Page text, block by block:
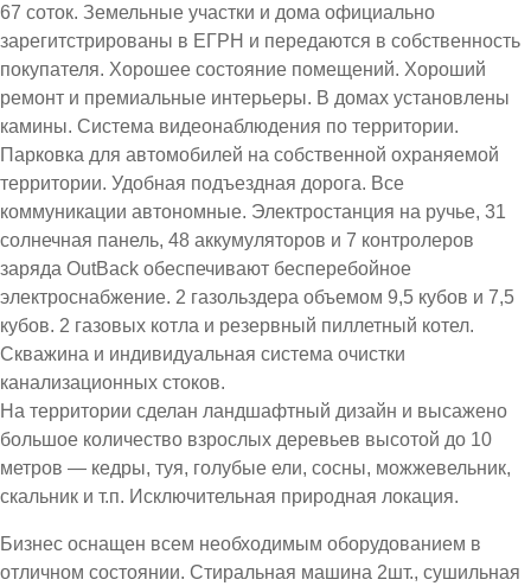
67 соток. Земельные участки и дома официально
зарегитстрированы в ЕГРН и передаются в собственность
покупателя. Хорошее состояние помещений. Хороший
ремонт и премиальные интерьеры. В домах установлены
камины. Система видеонаблюдения по территории.
Парковка для автомобилей на собственной охраняемой
территории. Удобная подъездная дорога. Все
коммуникации автономные. Электростанция на ручье, 31
солнечная панель, 48 аккумуляторов и 7 контролеров
заряда OutBack обеспечивают бесперебойное
электроснабжение. 2 газольздера объемом 9,5 кубов и 7,5
кубов. 2 газовых котла и резервный пиллетный котел.
Скважина и индивидуальная система очистки
канализационных стоков.
На территории сделан ландшафтный дизайн и высажено
большое количество взрослых деревьев высотой до 10
метров — кедры, туя, голубые ели, сосны, можжевельник,
скальник и т.п. Исключительная природная локация.
Бизнес оснащен всем необходимым оборудованием в
отличном состоянии. Стиральная машина 2шт., сушильная